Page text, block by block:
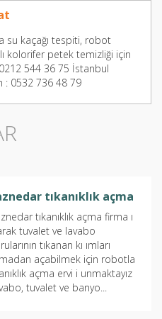
su kaçağı tespiti, robot
kolorifer petek temizliği için
544 36 75 İstanbul
: 0532 736 48 79
tıkanıklık açma
tıkanıklık açma firma ı
tuvalet ve lavabo
tıkanan kı ımları
açabilmek için robotla
açma ervi i unmaktayız
tuvalet ve banyo...